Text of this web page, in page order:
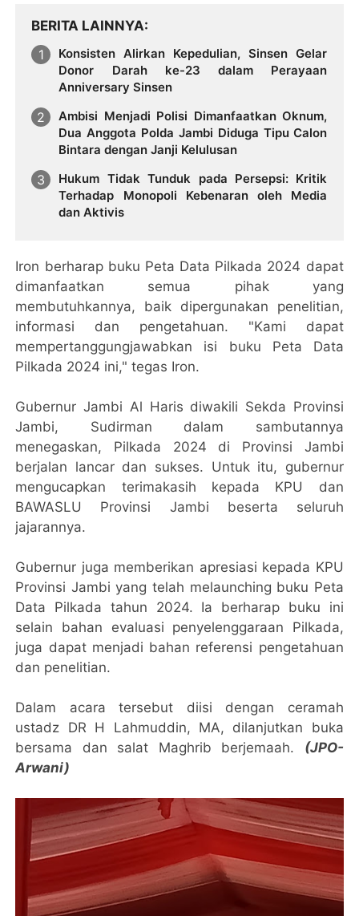
BERITA LAINNYA
Konsisten Alirkan Kepedulian, Sinsen Gelar
Donor Darah ke-23 dalam Perayaan
Anniversary Sinsen
Ambisi Menjadi Polisi Dimanfaatkan Oknum,
Dua Anggota Polda Jambi Diduga Tipu Calon
Bintara dengan Janji Kelulusan
Hukum Tidak Tunduk pada Persepsi: Kritik
Terhadap Monopoli Kebenaran oleh Media
dan Aktivis
Iron berharap buku Peta Data Pilkada 2024 dapat
dimanfaatkan semua pihak yang
membutuhkannya, baik dipergunakan penelitian,
informasi dan pengetahuan. "Kami dapat
mempertanggungjawabkan isi buku Peta Data
Pilkada 2024 ini," tegas Iron.
Gubernur Jambi Al Haris diwakili Sekda Provinsi
Jambi, Sudirman dalam sambutannya
menegaskan, Pilkada 2024 di Provinsi Jambi
berjalan lancar dan sukses. Untuk itu, gubernur
mengucapkan terimakasih kepada KPU dan
BAWASLU Provinsi Jambi beserta seluruh
jajarannya.
Gubernur juga memberikan apresiasi kepada KPU
Provinsi Jambi yang telah melaunching buku Peta
Data Pilkada tahun 2024. Ia berharap buku ini
selain bahan evaluasi penyelenggaraan Pilkada,
juga dapat menjadi bahan referensi pengetahuan
dan penelitian.
Dalam acara tersebut diisi dengan ceramah
ustadz DR H Lahmuddin, MA, dilanjutkan buka
bersama dan salat Maghrib berjemaah. (JPO-
Arwani)